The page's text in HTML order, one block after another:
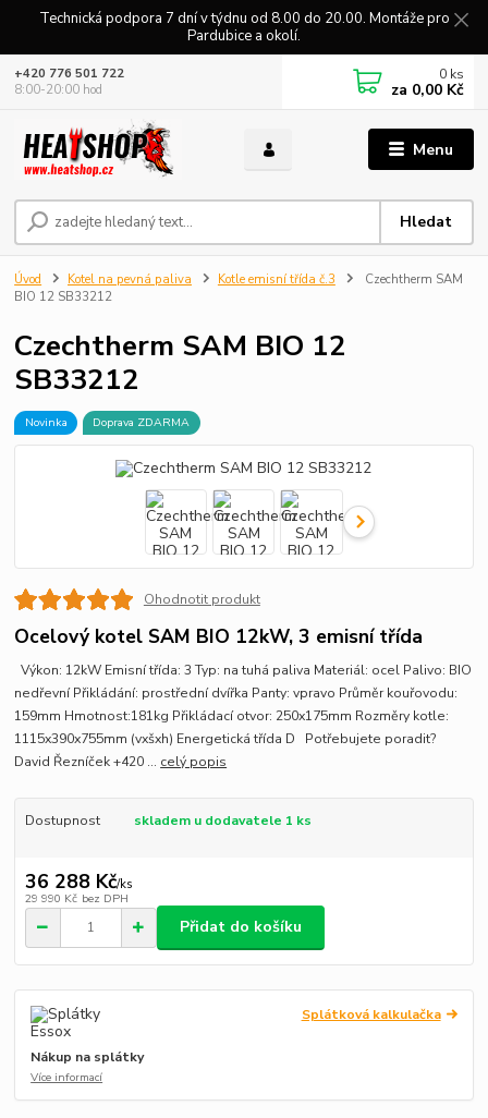
Technická podpora 7 dní v týdnu od 8.00 do 20.00. Montáže pro
Pardubice a okolí.
Menu
Hledat
+420 776 501 722
8:00-20:00 hod
0 ks
za 0,00 Kč
Úvod Kotel na pevná paliva Kotle emisní třída č.3
Czechtherm SAM
BIO 12 SB33212
Czechtherm SAM BIO 12
SB33212
Novinka Doprava ZDARMA
Ohodnotit produkt
Ocelový kotel SAM BIO 12kW, 3 emisní třída
Výkon: 12kW Emisní třída: 3 Typ: na tuhá paliva Materiál: ocel Palivo: BIO
nedřevní Přikládání: prostřední dvířka Panty: vpravo Průměr kouřovodu:
159mm Hmotnost:181kg Přikládací otvor: 250x175mm Rozměry kotle:
1115x390x755mm (vxšxh) Energetická třída D Potřebujete poradit?
David Řezníček +420 ... celý popis
Dostupnost skladem u dodavatele 1 ks
36 288 Kč/ks
29 990 Kč bez DPH
Přidat do košíku
Splátková kalkulačka
Nákup na splátky
Více informací